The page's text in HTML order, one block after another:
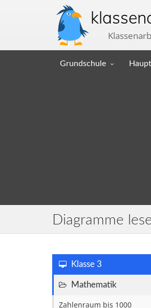
Grundschule
Diagramme
Klasse 3
Mathematik
Zahlenraum bis 1000